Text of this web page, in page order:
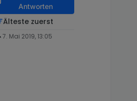
Antworten
Älteste zuerst
7. Mai 2019, 13:05